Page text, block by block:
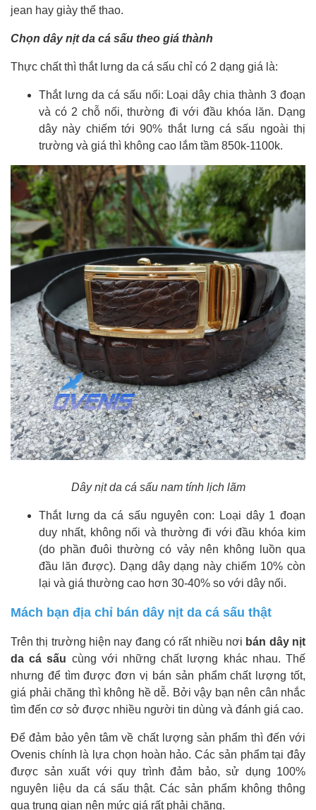
jean hay giày thể thao.
Chọn dây nịt da cá sấu theo giá thành
Thực chất thì thắt lưng da cá sấu chỉ có 2 dạng giá là:
Thắt lưng da cá sấu nối: Loại dây chia thành 3 đoạn
và có 2 chỗ nối, thường đi với đầu khóa lăn. Dạng
dây này chiếm tới 90% thắt lưng cá sấu ngoài thị
trường và giá thì không cao lắm tầm 850k-1100k.
Dây nịt da cá sấu nam tính lịch lãm
Thắt lưng da cá sấu nguyên con: Loại dây 1 đoạn
duy nhất, không nối và thường đi với đầu khóa kim
(do phần đuôi thường có vảy nên không luồn qua
đầu lăn được). Dạng dây dạng này chiếm 10% còn
lại và giá thường cao hơn 30-40% so với dây nối.
Mách bạn địa chỉ bán dây nịt da cá sấu thật
Trên thị trường hiện nay đang có rất nhiều nơi bán dây nịt
da cá sấu cùng với những chất lượng khác nhau. Thế
nhưng để tìm được đơn vị bán sản phẩm chất lượng tốt,
giá phải chăng thì không hề dễ. Bởi vậy bạn nên cân nhắc
tìm đến cơ sở được nhiều người tin dùng và đánh giá cao.
Để đảm bảo yên tâm về chất lượng sản phẩm thì đến với
Ovenis chính là lựa chọn hoàn hảo. Các sản phẩm tại đây
được sản xuất với quy trình đảm bảo, sử dụng 100%
nguyên liệu da cá sấu thật. Các sản phẩm không thông
qua trung gian nên mức giá rất phải chăng.